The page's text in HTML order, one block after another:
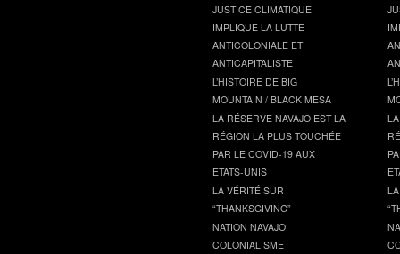
JUSTICE CLIMATIQUE
IMPLIQUE LA LUTTE
ANTICOLONIALE ET
ANTICAPITALISTE
L’HISTOIRE DE BIG
MOUNTAIN / BLACK MESA
LA RÉSERVE NAVAJO EST LA
RÉGION LA PLUS TOUCHÉE
PAR LE COVID-19 AUX
ETATS-UNIS
LA VÉRITÉ SUR
“THANKSGIVING”
NATION NAVAJO:
COLONIALISME